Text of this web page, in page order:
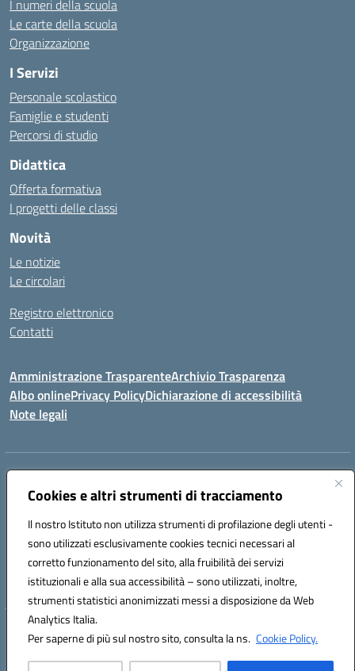
Cookies e altri strumenti di tracciamento
Il nostro Istituto non utilizza strumenti di profilazione degli utenti -
sono utilizzati esclusivamente cookies tecnici necessari al
corretto funzionamento del sito, alla fruibilità dei servizi
istituzionali e alla sua accessibilità – sono utilizzati, inoltre,
strumenti statistici anonimizzati messi a disposizione da Web
Analytics Italia.
Per saperne di più sul nostro sito, consulta la ns. Cookie Policy.
I numeri della scuola
Le carte della scuola
Organizzazione
I Servizi
Personale scolastico
Famiglie e studenti
Percorsi di studio
Didattica
Offerta formativa
I progetti delle classi
Novità
Le notizie
Le circolari
Registro elettronico
Contatti
Amministrazione TrasparenteArchivio Trasparenza
Albo onlinePrivacy PolicyDichiarazione di accessibilità
Note legali
Indirizzo:
Centralino:096721161 Email:czic869004@istruzione.it
Codice fiscale: 84000710792
Codice meccanografico:
CZIC869004
Codice unico di fatturazione (CUF): UFKGA0
Hosting & Powered by 3D Solution S.r.l.
Concept & Design by Designers Italia